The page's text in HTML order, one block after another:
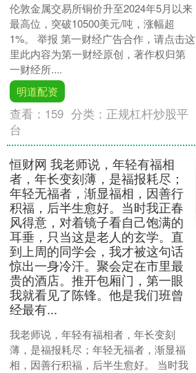
伦敦金属交易所铜价升至2024年5月以来
最高位，突破10500美元/吨，涨幅超
1%。 举报 第一财经广告合作，请点击这
里此内容为第一财经原创，著作权归第
一财经所....
明道配资
查看： 159 分类： 正规杠杆炒股平
台
恒财网 我老师说，年轻有福相
者，年长变刻薄，是福报耗尽；
年轻无福者，渐显福相，因善行
积福，后半生愈好。当时我正春
风得意，对着镜子看自己饱满的
耳垂，只当这是老人的玄学。直
到上周的同学会，我才被这句话
惊出一身冷汗。聚会定在市里最
贵的酒店。推开包厢门，第一眼
我就看见了陈锋。他是我们班曾
经最有...
我老师说，年轻有福相者，年长变刻
薄，是福报耗尽；年轻无福者，渐显福
相，因善行积福，后半生愈好。 当时我